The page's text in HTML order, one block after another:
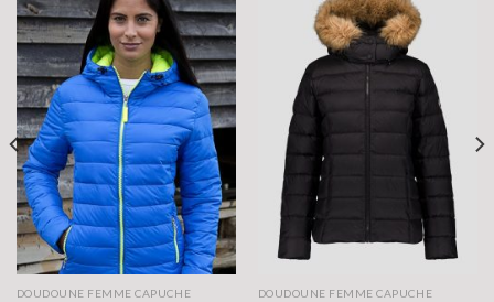
DOUDOUNE FEMME CAPUCHE DOUDOUNE FEMME CAPUCHE